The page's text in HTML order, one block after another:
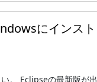
にインスト
。 Eclipseの最新版が出